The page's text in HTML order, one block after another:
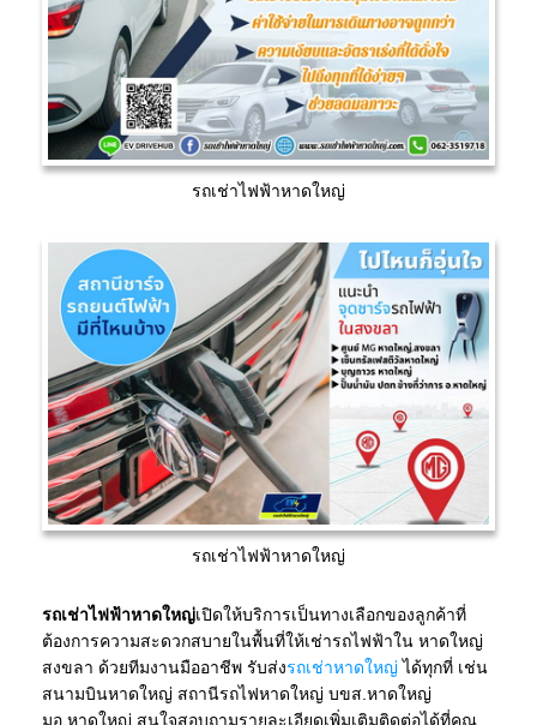
รถเช่าไฟฟ้าหาดใหญ่
รถเช่าไฟฟ้าหาดใหญ่
รถเช่าไฟฟ้าหาดใหญ่เปิดให้บริการเป็นทางเลือกของลูกค้าที่
ต้องการความสะดวกสบายในพื้นที่ให้เช่ารถไฟฟ้าใน หาดใหญ่
สงขลา ด้วยทีมงานมืออาชีพ รับส่งรถเช่าหาดใหญ่ ได้ทุกที่ เช่น
สนามบินหาดใหญ่ สถานีรถไฟหาดใหญ่ บขส.หาดใหญ่
มอ.หาดใหญ่ สนใจสอบถามรายละเอียดเพิ่มเติมติดต่อได้ที่คุณ